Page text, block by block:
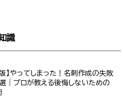
識
版】やってしまった！名刺作成の失敗
｜プロが教える後悔しないための